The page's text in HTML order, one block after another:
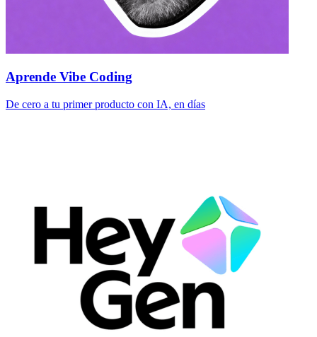
Aprende Vibe Coding
De cero a tu primer producto con IA, en días